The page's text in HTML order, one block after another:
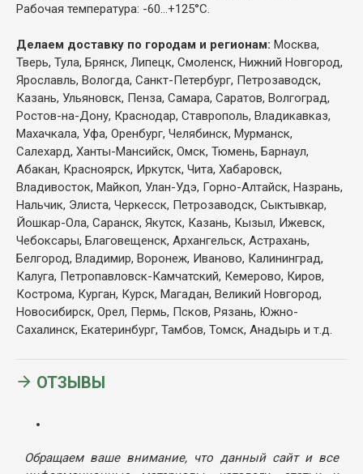
Рабочая температура: -60...+125°С.
Делаем доставку по городам и регионам: Москва,
Тверь, Тула, Брянск, Липецк, Смоленск, Нижний Новгород,
Ярославль, Вологда, Санкт-Петербург, Петрозаводск,
Казань, Ульяновск, Пенза, Самара, Саратов, Волгоград,
Ростов-на-Дону, Краснодар, Ставрополь, Владикавказ,
Махачкала, Уфа, Оренбург, Челябинск, Мурманск,
Салехард, Ханты-Мансийск, Омск, Тюмень, Барнаул,
Абакан, Красноярск, Иркутск, Чита, Хабаровск,
Владивосток, Майкоп, Улан-Удэ, Горно-Алтайск, Назрань,
Нальчик, Элиста, Черкесск, Петрозаводск, Сыктывкар,
Йошкар-Ола, Саранск, Якутск, Казань, Кызыл, Ижевск,
Чебоксары, Благовещенск, Архангельск, Астрахань,
Белгород, Владимир, Воронеж, Иваново, Калининград,
Калуга, Петропавловск-Камчатский, Кемерово, Киров,
Кострома, Курган, Курск, Магадан, Великий Новгород,
Новосибирск, Орел, Пермь, Псков, Рязань, Южно-
Сахалинск, Екатеринбург, Тамбов, Томск, Анадырь и т.д.
ОТЗЫВЫ
Обращаем ваше внимание, что данный сайт и все